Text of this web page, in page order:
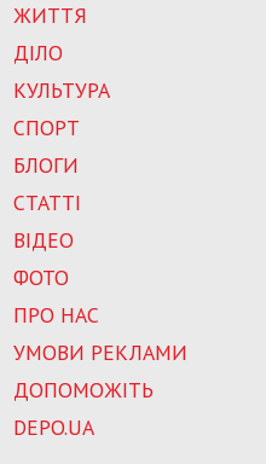
ЖИТТЯ
ДІЛО
КУЛЬТУРА
СПОРТ
БЛОГИ
СТАТТІ
ВІДЕО
ФОТО
ПРО НАС
УМОВИ РЕКЛАМИ
ДОПОМОЖІТЬ
DEPO.UA